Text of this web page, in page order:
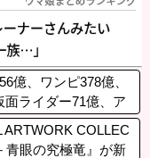
億、ワンピ378億、
ライダー71億、ア
ARTWORK COLLEC
青眼の究極竜』が新